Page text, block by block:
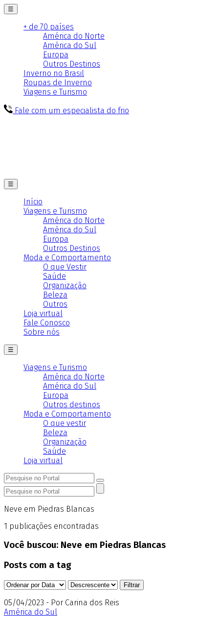
☰
+ de 70 países
América do Norte
América do Sul
Europa
Outros Destinos
Inverno no Brasil
Roupas de Inverno
Viagens e Turismo
Fale com um especialista do frio
☰
Início
Viagens e Turismo
América do Norte
América do Sul
Europa
Outros Destinos
Moda e Comportamento
O que Vestir
Saúde
Organização
Beleza
Outros
Loja virtual
Fale Conosco
Sobre nós
☰
Viagens e Turismo
América do Norte
América do Sul
Europa
Outros destinos
Moda e Comportamento
O que vestir
Beleza
Organização
Saúde
Loja virtual
Neve em Piedras Blancas
1 publicações encontradas
Você buscou: Neve em Piedras Blancas
Posts com a tag
05/04/2023 - Por Carina dos Reis
América do Sul